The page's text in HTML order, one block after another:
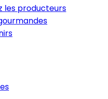
les producteurs